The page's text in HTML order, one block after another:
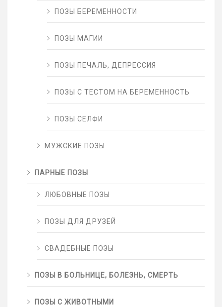
ПОЗЫ БЕРЕМЕННОСТИ
ПОЗЫ МАГИИ
ПОЗЫ ПЕЧАЛЬ, ДЕПРЕССИЯ
ПОЗЫ С ТЕСТОМ НА БЕРЕМЕННОСТЬ
ПОЗЫ СЕЛФИ
МУЖСКИЕ ПОЗЫ
ПАРНЫЕ ПОЗЫ
ЛЮБОВНЫЕ ПОЗЫ
ПОЗЫ ДЛЯ ДРУЗЕЙ
СВАДЕБНЫЕ ПОЗЫ
ПОЗЫ В БОЛЬНИЦЕ, БОЛЕЗНЬ, СМЕРТЬ
ПОЗЫ С ЖИВОТНЫМИ